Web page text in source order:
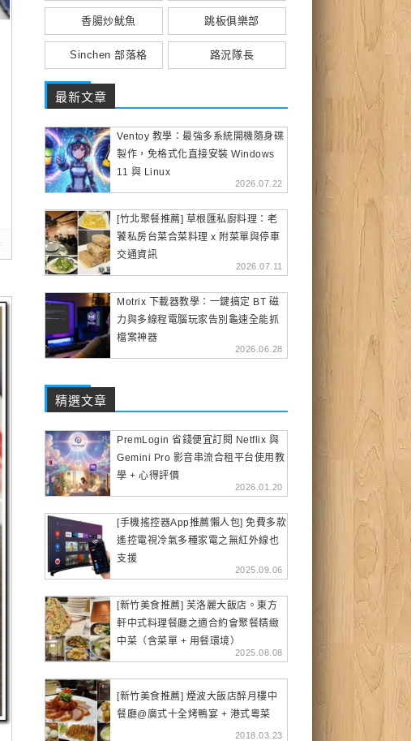
香腸炒魷魚 跳板俱樂部
Sinchen 部落格 路況隊長
最新文章
Ventoy 教學：最強多系統開機隨身碟
製作，免格式化直接安裝 Windows
11 與 Linux
2026.07.22
[竹北聚餐推薦] 草根匯私廚料理：老
饕私房台菜合菜料理 x 附菜單與停車
交通資訊
2026.07.11
Motrix 下載器教學：一鍵搞定 BT 磁
力與多線程電腦玩家告別龜速全能抓
檔案神器
2026.06.28
精選文章
PremLogin 省錢便宜訂閱 Netflix 與
Gemini Pro 影音串流合租平台使用教
學 + 心得評價
2026.01.20
[手機搖控器App推薦懶人包] 免費多款
遙控電視冷氣多種家電之無紅外線也
支援
2025.09.06
[新竹美食推薦] 芙洛麗大飯店。東方
軒中式料理餐廳之適合約會聚餐精緻
中菜（含菜單 + 用餐環境）
2025.08.08
[新竹美食推薦] 煙波大飯店醉月樓中
餐廳@廣式十全烤鴨宴 + 港式粵菜
2018.03.23